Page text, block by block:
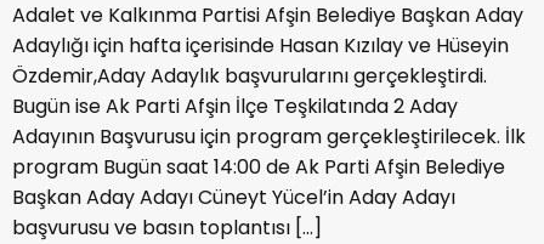
Adalet ve Kalkınma Partisi Afşin Belediye Başkan Aday
Adaylığı için hafta içerisinde Hasan Kızılay ve Hüseyin
Özdemir,Aday Adaylık başvurularını gerçekleştirdi.
Bugün ise Ak Parti Afşin İlçe Teşkilatında 2 Aday
Adayının Başvurusu için program gerçekleştirilecek. İlk
program Bugün saat 14:00 de Ak Parti Afşin Belediye
Başkan Aday Adayı Cüneyt Yücel’in Aday Adayı
başvurusu ve basın toplantısı […]